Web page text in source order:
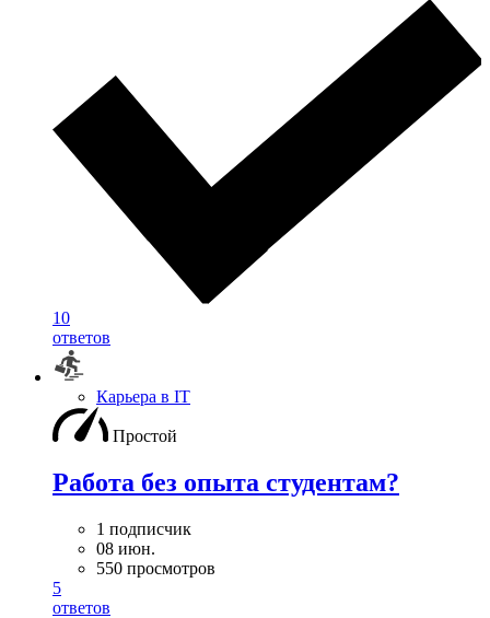
10
ответов
Карьера в IT
Простой
Работа без опыта студентам?
1 подписчик
08 июн.
550 просмотров
5
ответов